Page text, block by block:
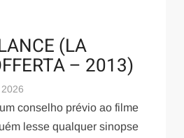
(LA
– 2013)
conselho prévio ao filme
lesse qualquer sinopse